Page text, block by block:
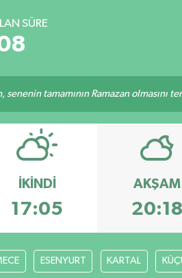
SÜRE
tamamının Ramazan olmasını
İKINDI
17:05
AKŞAM
20:18
ESENYURT KARTAL